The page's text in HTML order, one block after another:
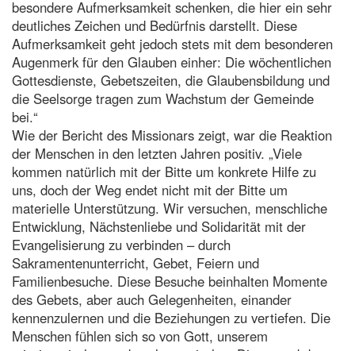
besondere Aufmerksamkeit schenken, die hier ein sehr
deutliches Zeichen und Bedürfnis darstellt. Diese
Aufmerksamkeit geht jedoch stets mit dem besonderen
Augenmerk für den Glauben einher: Die wöchentlichen
Gottesdienste, Gebetszeiten, die Glaubensbildung und
die Seelsorge tragen zum Wachstum der Gemeinde
bei.“
Wie der Bericht des Missionars zeigt, war die Reaktion
der Menschen in den letzten Jahren positiv. „Viele
kommen natürlich mit der Bitte um konkrete Hilfe zu
uns, doch der Weg endet nicht mit der Bitte um
materielle Unterstützung. Wir versuchen, menschliche
Entwicklung, Nächstenliebe und Solidarität mit der
Evangelisierung zu verbinden – durch
Sakramentenunterricht, Gebet, Feiern und
Familienbesuche. Diese Besuche beinhalten Momente
des Gebets, aber auch Gelegenheiten, einander
kennenzulernen und die Beziehungen zu vertiefen. Die
Menschen fühlen sich so von Gott, unserem